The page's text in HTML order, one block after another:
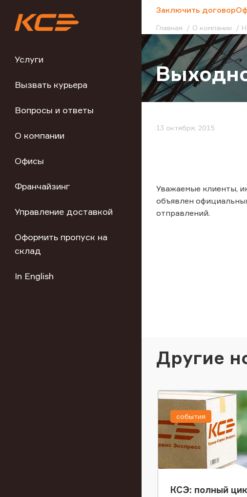
Услуги
Вызвать курьера
Вопросы и ответы
О компании
Офисы
Франчайзинг
Управление доставкой
Оформить пропуск на
склад
In English
Заключить договор
Главная О компании
13 октября, 2015
Уважаемые клиенты,
объявлен
отправлений.
Другие
КСЭ: полный
события